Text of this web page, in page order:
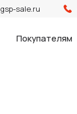
sale.ru
Покупателям